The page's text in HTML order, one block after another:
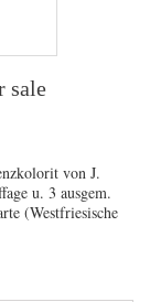
sale
von J.
u. 3 ausgem.
(Westfriesische